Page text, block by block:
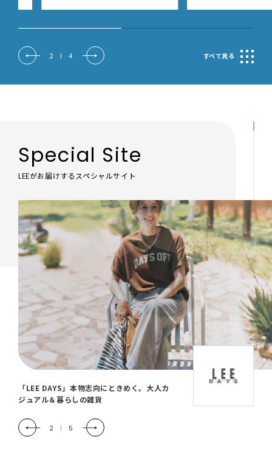
2 | 4 すべて見る
Special Site
LEEがお届けするスペシャルサイト
「LEE DAYS」本物志向にときめく。大人カ
ジュアル＆暮らしの雑貨
2 | 5